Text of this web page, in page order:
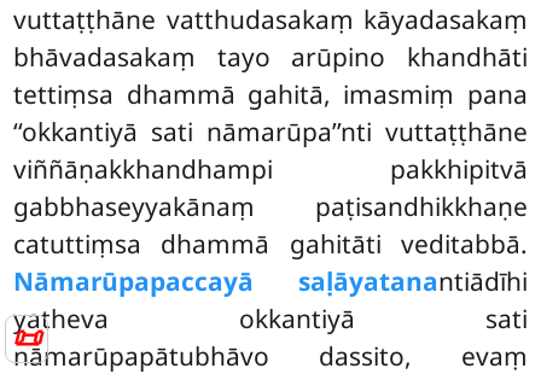
📜
vuttaṭṭhāne vatthudasakaṃ kāyadasakaṃ
bhāvadasakaṃ tayo arūpino khandhāti
tettiṃsa dhammā gahitā, imasmiṃ pana
‘‘okkantiyā sati nāmarūpa’’nti vuttaṭṭhāne
viññāṇakkhandhampi pakkhipitvā
gabbhaseyyakānaṃ paṭisandhikkhaṇe
catuttiṃsa dhammā gahitāti veditabbā.
Nāmarūpapaccayā saḷāyatanantiādīhi
yatheva okkantiyā sati
nāmarūpapātubhāvo dassito, evaṃ